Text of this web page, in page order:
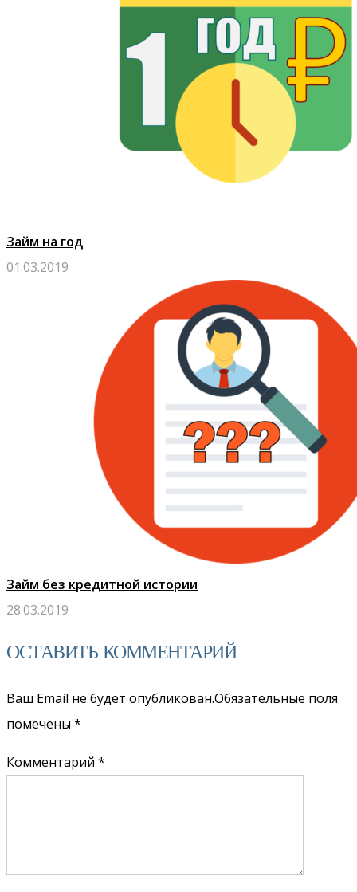
Займ на год
01.03.2019
Займ без кредитной истории
28.03.2019
ОСТАВИТЬ КОММЕНТАРИЙ
Ваш Email не будет опубликован.Обязательные поля
помечены *
Комментарий *